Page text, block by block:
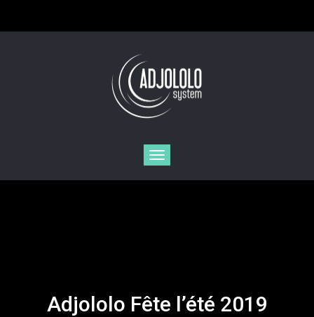
Toggle
navigation
Adjololo Fête l’été 2019